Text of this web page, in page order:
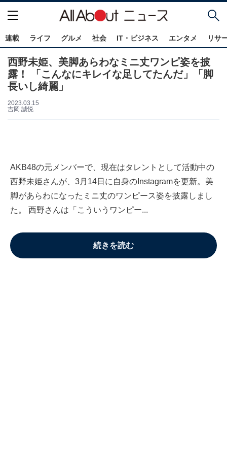
連載 ライフ グルメ 社会 IT・ビジネス エンタメ リサ
西野未姫、美脚あらわなミニ丈ワンピ姿を披
露！ 「こんなにキレイな足してたんだ」「脚
長いし綺麗」
2023.03.15
吉岡 誠悦
AKB48の元メンバーで、現在はタレントとして活動中の
西野未姫さんが、3月14日に自身のInstagramを更新。美
脚があらわになったミニ丈のワンピース姿を披露しまし
た。 西野さんは「こういうワンピー...
続きを読む